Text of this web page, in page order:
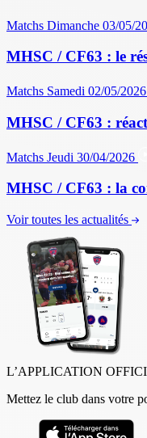
Matchs Dimanche 03/05/
MHSC / CF63 : le
Matchs Samedi 02/05/2026
MHSC / CF63 :
Matchs Jeudi 30/04/2026
MHSC / CF63 : la
Voir toutes les actualités
L’APPLICATION
Mettez le club dans votre